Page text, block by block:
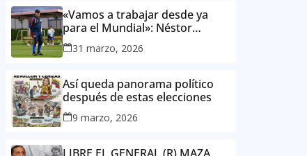
«Vamos a trabajar desde ya
para el Mundial»: Néstor
Lorenzo, director técnico de la
Selección Colombia Masculina
31 marzo, 2026
Así queda panorama político
después de estas elecciones
9 marzo, 2026
LIBRE EL GENERAL (R) MAZA